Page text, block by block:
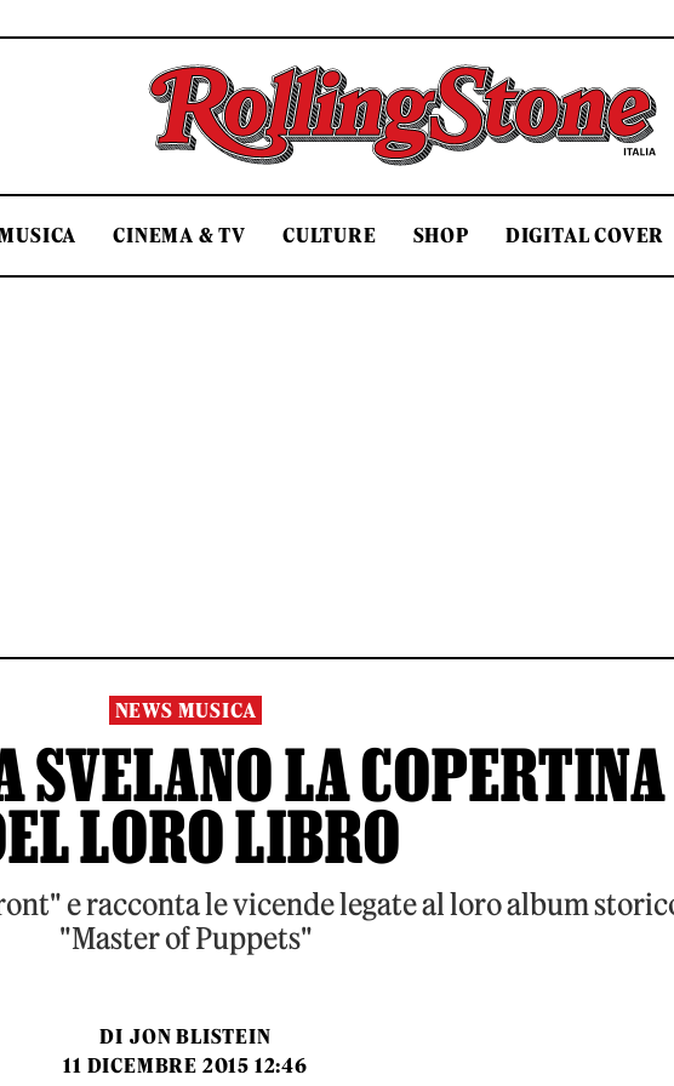
Rolling Stone Italia
CINEMA & TV CULTURE SHOP DIGITAL COVER
NEWS MUSICA
SVELANO LA COPERTINA
LORO LIBRO
e racconta le vicende legate al loro album
"Master of Puppets"
DI JON BLISTEIN
11 DICEMBRE 2015 12:46